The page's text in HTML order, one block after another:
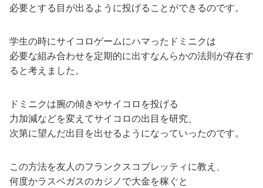
必要とする目が出るように投げることができるのです。
学生の時にサイコロゲームにハマったドミニクは
必要な組み合わせを定期的に出すなんらかの法則が存在す
ると考えました。
ドミニクは腕の傾きやサイコロを投げる
力加減などを変えてサイコロの出目を研究、
次第に望んだ出目を出せるようになっていったのです。
この方法を友人のフランクスコブレッティに教え、
何度かラスベガスのカジノで大金を稼ぐと